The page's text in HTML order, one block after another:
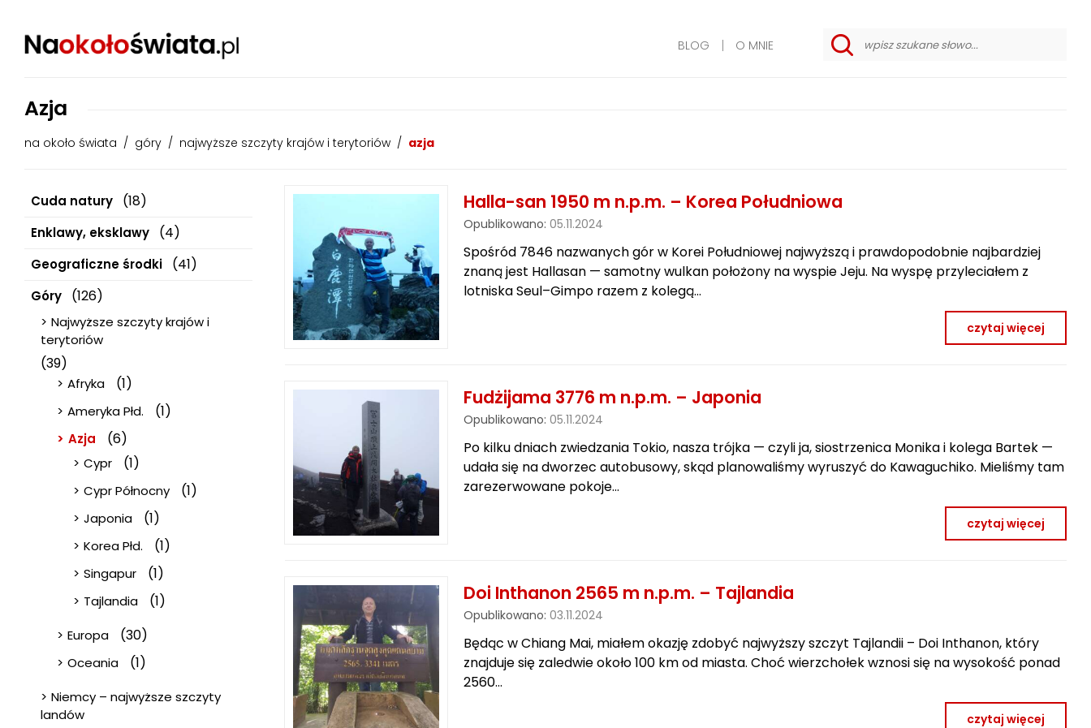
BLOG O MNIE
n
Azja
na około świata / góry / najwyższe szczyty krajów i terytoriów / azja
Cuda natury (18)
Enklawy, eksklawy (4)
Geograficzne środki (41)
Góry (126)
Najwyższe szczyty krajów i
terytoriów
(39)
Afryka (1)
Ameryka Płd. (1)
Azja (6)
Cypr (1)
Cypr Północny (1)
Japonia (1)
Korea Płd. (1)
Singapur (1)
Tajlandia (1)
Europa (30)
Oceania (1)
Niemcy – najwyższe szczyty
landów
Halla-san 1950 m n.p.m. – Korea Południowa
Opublikowano: 05.11.2024
Spośród 7846 nazwanych gór w Korei Południowej najwyższą i prawdopodobnie najbardziej
znaną jest Hallasan — samotny wulkan położony na wyspie Jeju. Na wyspę przyleciałem z
lotniska Seul–Gimpo razem z kolegą…
czytaj więcej
Fudżijama 3776 m n.p.m. – Japonia
Opublikowano: 05.11.2024
Po kilku dniach zwiedzania Tokio, nasza trójka — czyli ja, siostrzenica Monika i kolega Bartek —
udała się na dworzec autobusowy, skąd planowaliśmy wyruszyć do Kawaguchiko. Mieliśmy tam
zarezerwowane pokoje…
czytaj więcej
Doi Inthanon 2565 m n.p.m. – Tajlandia
Opublikowano: 03.11.2024
Będąc w Chiang Mai, miałem okazję zdobyć najwyższy szczyt Tajlandii – Doi Inthanon, który
znajduje się zaledwie około 100 km od miasta. Choć wierzchołek wznosi się na wysokość ponad
2560…
czytaj więcej